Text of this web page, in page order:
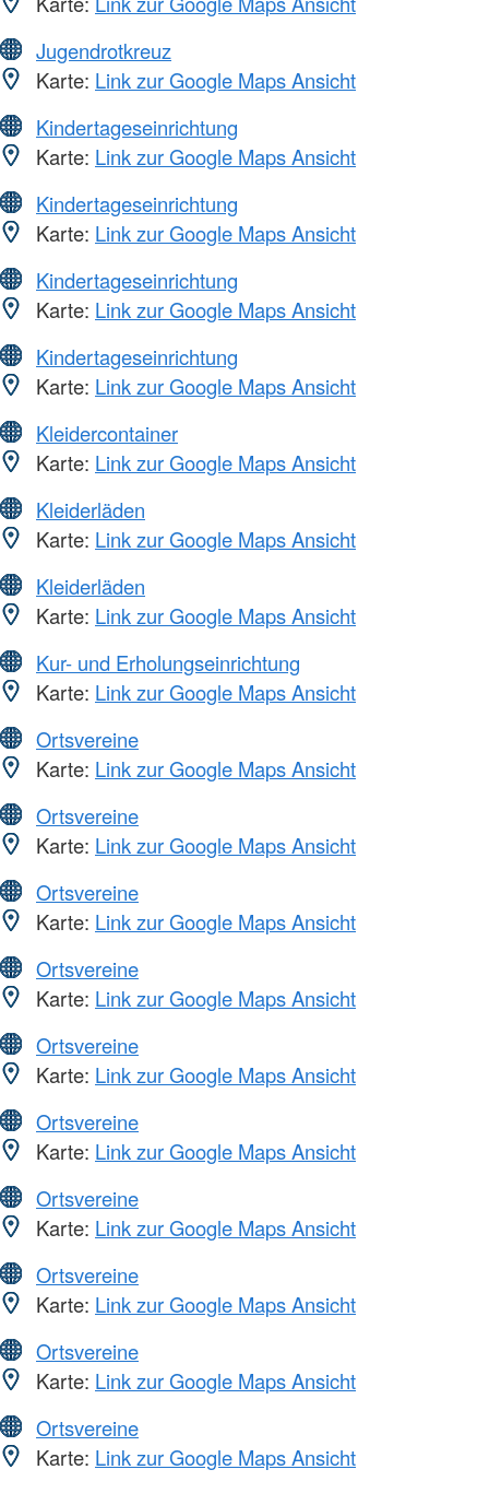
Jugendrotkreuz
Karte: Link zur Google Maps Ansicht
Kindertageseinrichtung
Karte: Link zur Google Maps Ansicht
Kindertageseinrichtung
Karte: Link zur Google Maps Ansicht
Kindertageseinrichtung
Karte: Link zur Google Maps Ansicht
Kindertageseinrichtung
Karte: Link zur Google Maps Ansicht
Kleidercontainer
Karte: Link zur Google Maps Ansicht
Kleiderläden
Karte: Link zur Google Maps Ansicht
Kleiderläden
Karte: Link zur Google Maps Ansicht
Kur- und Erholungseinrichtung
Karte: Link zur Google Maps Ansicht
Ortsvereine
Karte: Link zur Google Maps Ansicht
Ortsvereine
Karte: Link zur Google Maps Ansicht
Ortsvereine
Karte: Link zur Google Maps Ansicht
Ortsvereine
Karte: Link zur Google Maps Ansicht
Ortsvereine
Karte: Link zur Google Maps Ansicht
Ortsvereine
Karte: Link zur Google Maps Ansicht
Ortsvereine
Karte: Link zur Google Maps Ansicht
Ortsvereine
Karte: Link zur Google Maps Ansicht
Ortsvereine
Karte: Link zur Google Maps Ansicht
Ortsvereine
Karte: Link zur Google Maps Ansicht